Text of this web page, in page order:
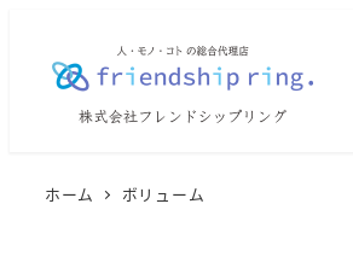
ホーム ボリューム